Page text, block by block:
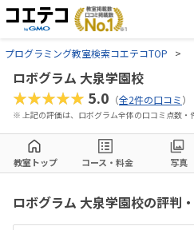
プログラミング教室検索コエテコTOP
ロボグラム 大泉学園校
★★★★★ 5.0 （全2件の口コミ）
※ 上記の評価は、ロボグラム全体の口コミ点数・
教室トップ コース・料金 写真
ロボグラム 大泉学園校の評判